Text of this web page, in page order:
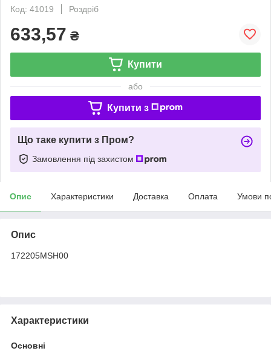
Код: 41019
Роздріб
633,57 ₴
Купити
або
Купити з
Що таке купити з Пром?
Замовлення під захистом
Опис Характеристики Доставка Оплата Умови
Опис
172205MSH00
Характеристики
Основні